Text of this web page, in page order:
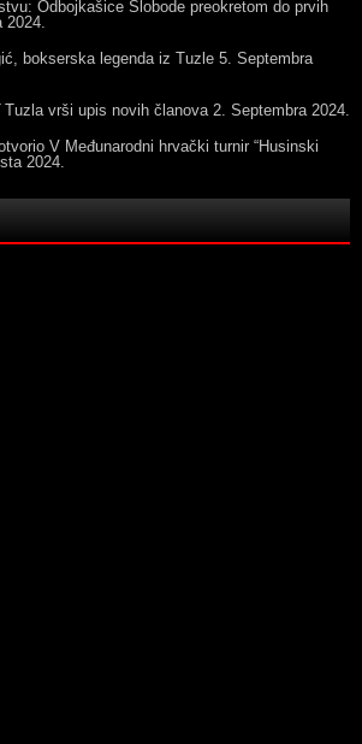
Odbojkašice Slobode preokretom do prvih
2024.
bokserska legenda iz Tuzle 5. Septembra
Tuzla vrši upis novih članova 2. Septembra 2024.
V Međunarodni hrvački turnir “Husinski
2024.